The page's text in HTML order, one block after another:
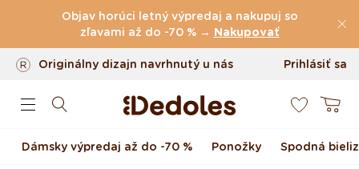
Preskočiť na obsah
Objav horúci letný výpredaj a nakupuj so
zľavami až do -70 % → Nakupovať
Vrátenie tovaru až do 100 dní
Originálny dizajn navrhnutý u nás
Rýchle odoslanie do <48 hod
Prihlásiť sa
Košík
Dámsky výpredaj až do -70 % Ponožky Spodná